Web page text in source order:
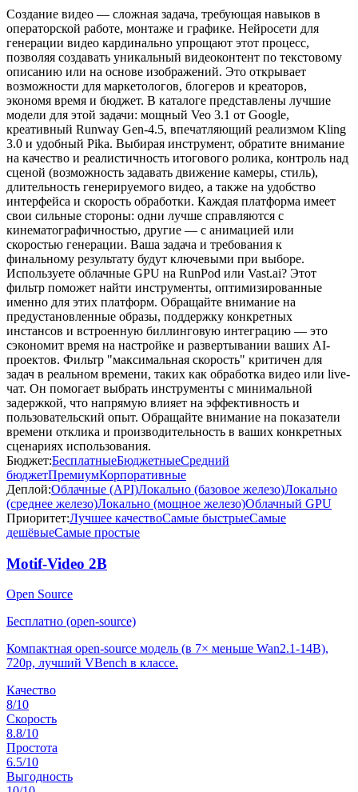
Создание видео — сложная задача, требующая навыков в
операторской работе, монтаже и графике. Нейросети для
генерации видео кардинально упрощают этот процесс,
позволяя создавать уникальный видеоконтент по текстовому
описанию или на основе изображений. Это открывает
возможности для маркетологов, блогеров и креаторов,
экономя время и бюджет. В каталоге представлены лучшие
модели для этой задачи: мощный Veo 3.1 от Google,
креативный Runway Gen-4.5, впечатляющий реализмом Kling
3.0 и удобный Pika. Выбирая инструмент, обратите внимание
на качество и реалистичность итогового ролика, контроль над
сценой (возможность задавать движение камеры, стиль),
длительность генерируемого видео, а также на удобство
интерфейса и скорость обработки. Каждая платформа имеет
свои сильные стороны: одни лучше справляются с
кинематографичностью, другие — с анимацией или
скоростью генерации. Ваша задача и требования к
финальному результату будут ключевыми при выборе.
Используете облачные GPU на RunPod или Vast.ai? Этот
фильтр поможет найти инструменты, оптимизированные
именно для этих платформ. Обращайте внимание на
предустановленные образы, поддержку конкретных
инстансов и встроенную биллинговую интеграцию — это
сэкономит время на настройке и развертывании ваших AI-
проектов. Фильтр "максимальная скорость" критичен для
задач в реальном времени, таких как обработка видео или live-
чат. Он помогает выбрать инструменты с минимальной
задержкой, что напрямую влияет на эффективность и
пользовательский опыт. Обращайте внимание на показатели
времени отклика и производительность в ваших конкретных
сценариях использования.
Бюджет:БесплатныеБюджетныеСредний
бюджетПремиумКорпоративные
Деплой:Облачные (API)Локально (базовое железо)Локально
(среднее железо)Локально (мощное железо)Облачный GPU
Приоритет:Лучшее качествоСамые быстрыеСамые
дешёвыеСамые простые
Motif-Video 2B
Open Source
Бесплатно (open-source)
Компактная open-source модель (в 7× меньше Wan2.1-14B),
720p, лучший VBench в классе.
Качество
8/10
Скорость
8.8/10
Простота
6.5/10
Выгодность